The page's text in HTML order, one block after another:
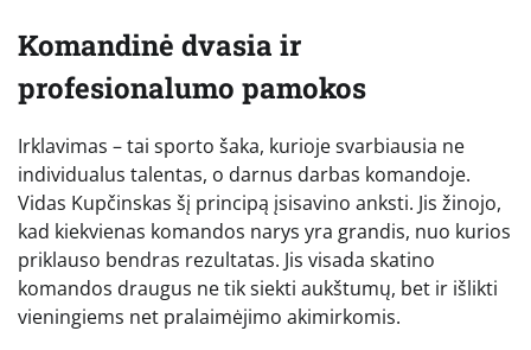
Komandinė dvasia ir
profesionalumo pamokos
Irklavimas – tai sporto šaka, kurioje svarbiausia ne
individualus talentas, o darnus darbas komandoje.
Vidas Kupčinskas šį principą įsisavino anksti. Jis žinojo,
kad kiekvienas komandos narys yra grandis, nuo kurios
priklauso bendras rezultatas. Jis visada skatino
komandos draugus ne tik siekti aukštumų, bet ir išlikti
vieningiems net pralaimėjimo akimirkomis.